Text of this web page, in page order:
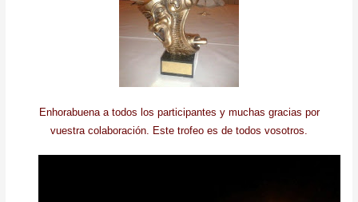
Enhorabuena a todos los participantes y muchas gracias por
vuestra colaboración. Este trofeo es de todos vosotros.